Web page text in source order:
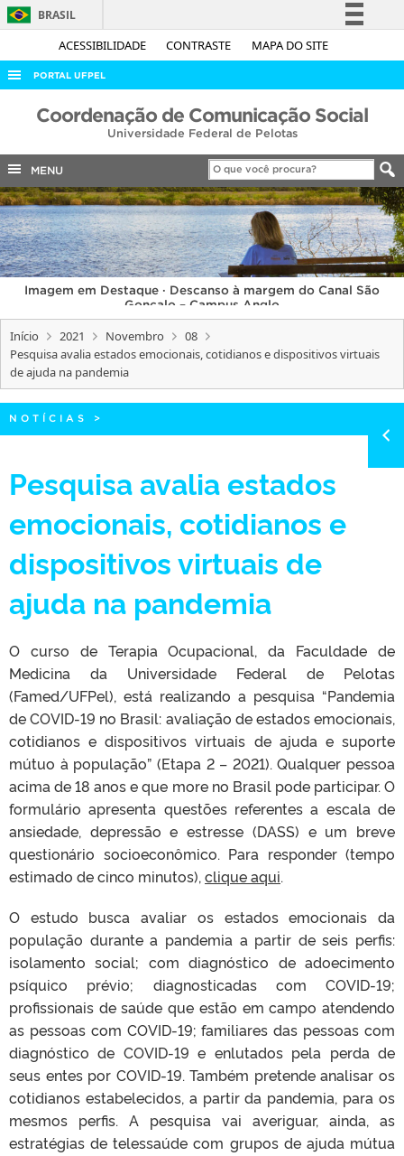
ACESSIBILIDADE CONTRASTE MAPA DO SITE
BRASIL
Simplifique!
Acesso à informação
Legislação
Canais
PORTAL UFPEL
ACESSO À INFORMAÇÃO
COBALTO
CONCURSOS
EDITAIS
INTERNACIONAL
OUVIDORIA
PORTARIAS
TELEFONES
Coordenação de Comunicação Social
Universidade Federal de Pelotas
MENU
Imagem em Destaque · Descanso à margem do Canal São
Gonçalo – Campus Anglo
Início 2021 Novembro
08
Pesquisa avalia estados emocionais, cotidianos e dispositivos virtuais
de ajuda na pandemia
NOTÍCIAS >
Pesquisa avalia estados
emocionais, cotidianos e
dispositivos virtuais de
ajuda na pandemia
O curso de Terapia Ocupacional, da Faculdade de
Medicina da Universidade Federal de Pelotas
(Famed/UFPel), está realizando a pesquisa “Pandemia
de COVID-19 no Brasil: avaliação de estados emocionais,
cotidianos e dispositivos virtuais de ajuda e suporte
mútuo à população” (Etapa 2 – 2021). Qualquer pessoa
acima de 18 anos e que more no Brasil pode participar. O
formulário apresenta questões referentes a escala de
ansiedade, depressão e estresse (DASS) e um breve
questionário socioeconômico. Para responder (tempo
estimado de cinco minutos), clique aqui.
O estudo busca avaliar os estados emocionais da
população durante a pandemia a partir de seis perfis:
isolamento social; com diagnóstico de adoecimento
psíquico prévio; diagnosticadas com COVID-19;
profissionais de saúde que estão em campo atendendo
as pessoas com COVID-19; familiares das pessoas com
diagnóstico de COVID-19 e enlutados pela perda de
seus entes por COVID-19. Também pretende analisar os
cotidianos estabelecidos, a partir da pandemia, para os
mesmos perfis. A pesquisa vai averiguar, ainda, as
estratégias de telessaúde com grupos de ajuda mútua